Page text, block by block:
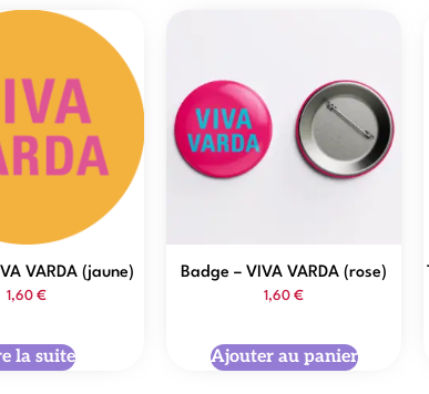
VARDA (jaune)
1,60 €
la suite
Badge – VIVA VARDA (rose)
1,60 €
Ajouter au panier